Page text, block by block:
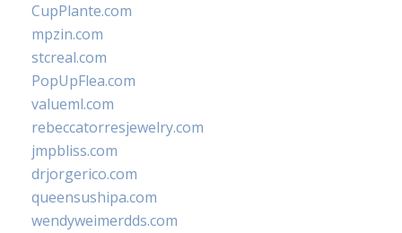
CupPlante.com
mpzin.com
stcreal.com
PopUpFlea.com
valueml.com
rebeccatorresjewelry.com
jmpbliss.com
drjorgerico.com
queensushipa.com
wendyweimerdds.com